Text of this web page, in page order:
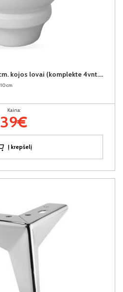
ALM CLASSIC WHITE 10cm. kojos lovai (komplekte 4vnt.) +39€
10cm
Kaina:
39€
Į krepšelį